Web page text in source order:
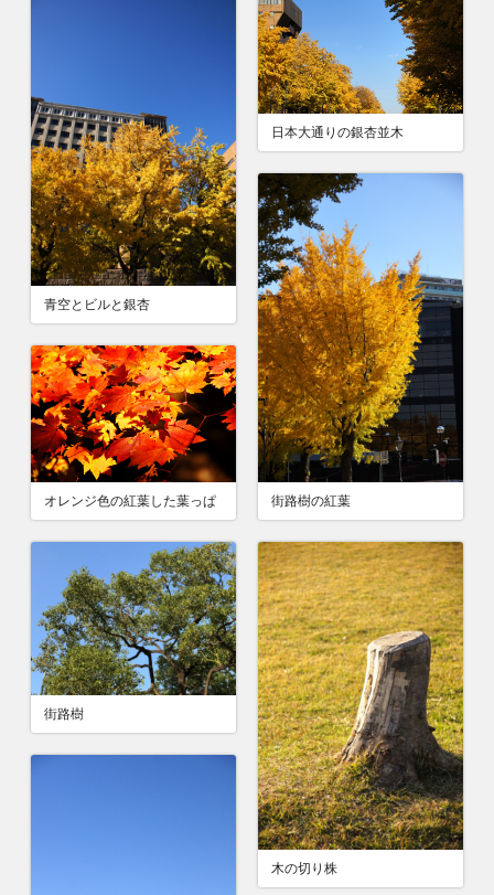
青空とビルと銀杏
日本大通りの銀杏並木
街路樹の紅葉
オレンジ色の紅葉した葉っぱ
街路樹
木の切り株